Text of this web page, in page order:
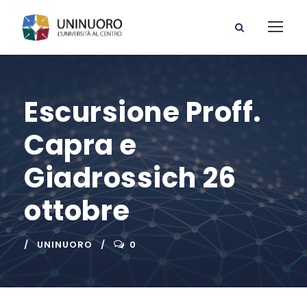
Escursione Proff.
Capra e
Giadrossich 26
ottobre
UNINUORO 0